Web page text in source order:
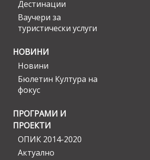
Дестинации
Ваучери за
туристически услуги
НОВИНИ
Новини
Бюлетин Култура на
фокус
ПРОГРАМИ И
ПРОЕКТИ
ОПИК 2014-2020
Актуално